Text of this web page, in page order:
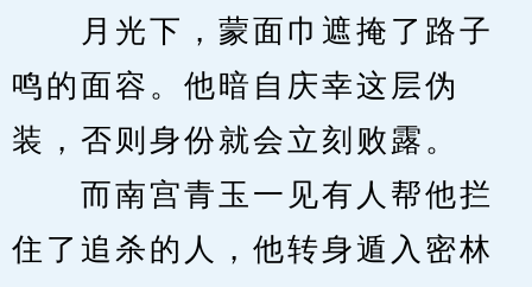
月光下，蒙面巾遮掩了路子
鸣的面容。他暗自庆幸这层伪
装，否则身份就会立刻败露。
而南宫青玉一见有人帮他拦
住了追杀的人，他转身遁入密林